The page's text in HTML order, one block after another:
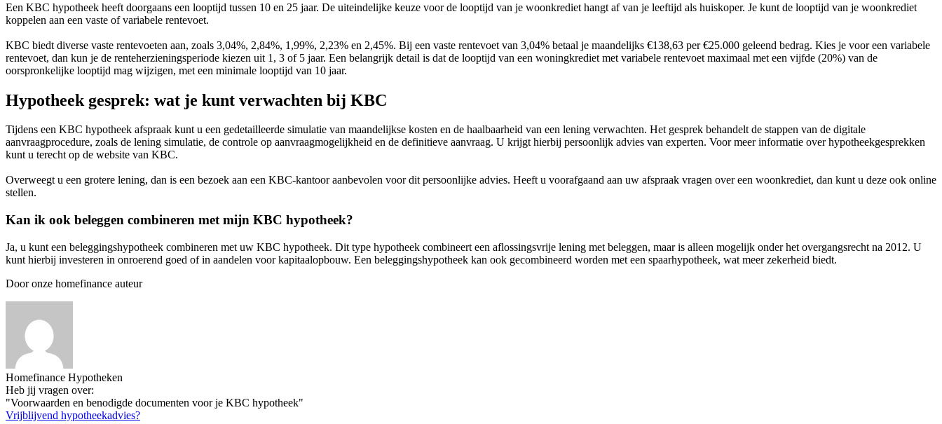
Een KBC hypotheek heeft doorgaans een looptijd tussen 10 en 25 jaar. De uiteindelijke keuze voor de looptijd van je woonkrediet hangt af van je leeftijd als huiskoper. Je kunt de looptijd van je woonkrediet
koppelen aan een vaste of variabele rentevoet.
KBC biedt diverse vaste rentevoeten aan, zoals 3,04%, 2,84%, 1,99%, 2,23% en 2,45%. Bij een vaste rentevoet van 3,04% betaal je maandelijks €138,63 per €25.000 geleend bedrag. Kies je voor een variabele
rentevoet, dan kun je de renteherzieningsperiode kiezen uit 1, 3 of 5 jaar. Een belangrijk detail is dat de looptijd van een woningkrediet met variabele rentevoet maximaal met een vijfde (20%) van de
oorspronkelijke looptijd mag wijzigen, met een minimale looptijd van 10 jaar.
Hypotheek gesprek: wat je kunt verwachten bij KBC
Tijdens een KBC hypotheek afspraak kunt u een gedetailleerde simulatie van maandelijkse kosten en de haalbaarheid van een lening verwachten. Het gesprek behandelt de stappen van de digitale
aanvraagprocedure, zoals de lening simulatie, de controle op aanvraagmogelijkheid en de definitieve aanvraag. U krijgt hierbij persoonlijk advies van experten. Voor meer informatie over hypotheekgesprekken
kunt u terecht op de website van KBC.
Overweegt u een grotere lening, dan is een bezoek aan een KBC-kantoor aanbevolen voor dit persoonlijke advies. Heeft u voorafgaand aan uw afspraak vragen over een woonkrediet, dan kunt u deze ook online
stellen.
Kan ik ook beleggen combineren met mijn KBC hypotheek?
Ja, u kunt een beleggingshypotheek combineren met uw KBC hypotheek. Dit type hypotheek combineert een aflossingsvrije lening met beleggen, maar is alleen mogelijk onder het overgangsrecht na 2012. U
kunt hierbij investeren in onroerend goed of in aandelen voor kapitaalopbouw. Een beleggingshypotheek kan ook gecombineerd worden met een spaarhypotheek, wat meer zekerheid biedt.
Door onze homefinance auteur
Homefinance Hypotheken
Heb jij vragen over:
"Voorwaarden en benodigde documenten voor je KBC hypotheek"
Vrijblijvend hypotheekadvies?